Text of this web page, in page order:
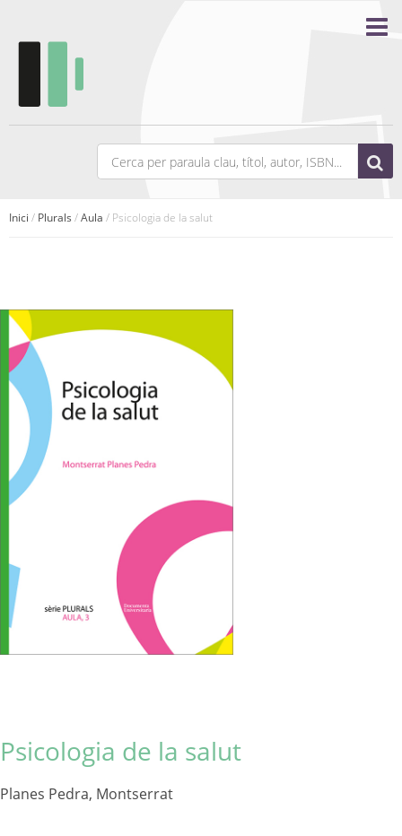
Inici / Plurals /Aula / Psicologia de la salut
Psicologia de la salut
Planes Pedra, Montserrat